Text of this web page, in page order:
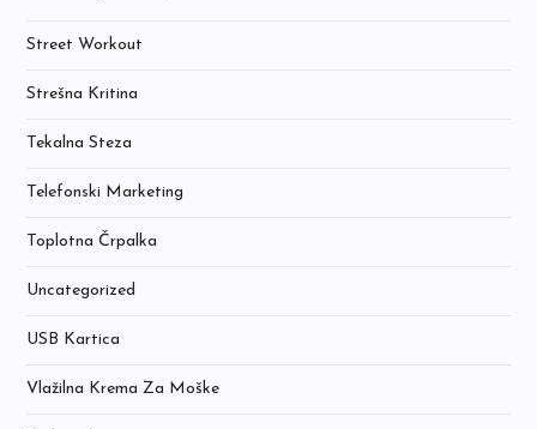
Street Workout
Strešna Kritina
Tekalna Steza
Telefonski Marketing
Toplotna Črpalka
Uncategorized
USB Kartica
Vlažilna Krema Za Moške